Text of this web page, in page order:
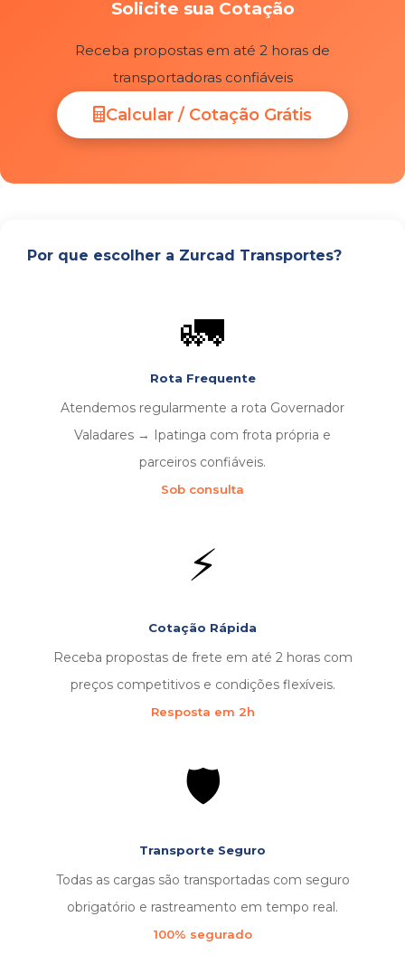
Solicite sua Cotação
Receba propostas em até 2 horas de
transportadoras confiáveis
Calcular / Cotação Grátis
Por que escolher a Zurcad Transportes?
🚛
Rota Frequente
Atendemos regularmente a rota Governador
Valadares → Ipatinga com frota própria e
parceiros confiáveis.
Sob consulta
⚡
Cotação Rápida
Receba propostas de frete em até 2 horas com
preços competitivos e condições flexíveis.
Resposta em 2h
🛡️
Transporte Seguro
Todas as cargas são transportadas com seguro
obrigatório e rastreamento em tempo real.
100% segurado